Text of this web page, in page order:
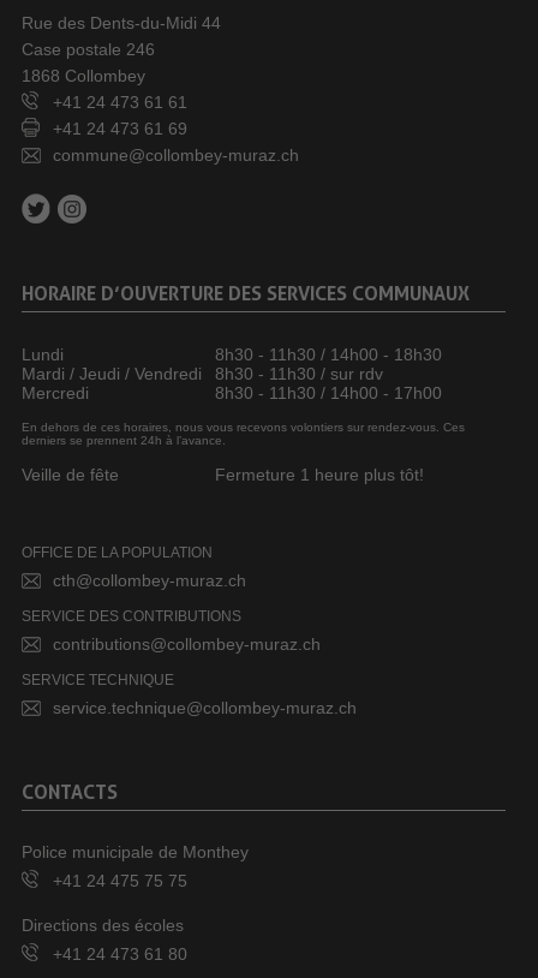
Rue des Dents-du-Midi 44
Case postale 246
1868 Collombey
+41 24 473 61 61
+41 24 473 61 69
commune@collombey-muraz.ch
HORAIRE D’OUVERTURE DES SERVICES COMMUNAUX
Lundi
8h30 - 11h30 / 14h00 - 18h30
Mardi / Jeudi / Vendredi
8h30 - 11h30 / sur rdv
Mercredi
8h30 - 11h30 / 14h00 - 17h00
En dehors de ces horaires, nous vous recevons volontiers sur rendez-vous. Ces
derniers se prennent 24h à l’avance.
Veille de fête Fermeture 1 heure plus tôt!
OFFICE DE LA POPULATION
cth@collombey-muraz.ch
SERVICE DES CONTRIBUTIONS
contributions@collombey-muraz.ch
SERVICE TECHNIQUE
service.technique@collombey-muraz.ch
CONTACTS
Police municipale de Monthey
+41 24 475 75 75
Directions des écoles
+41 24 473 61 80